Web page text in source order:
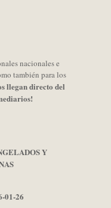
nacionales e
también para los
llegan directo del
Y
01-26